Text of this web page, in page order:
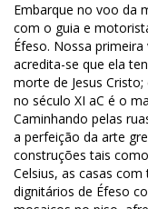
Embarque no voo da
com o guia e
Éfeso. Nossa
acredita-se que ela
morte de Jesus
no século XI aC é o
Caminhando pelas
a perfeição da arte
construções tais
Celsius, as casas
dignitários de Éfeso